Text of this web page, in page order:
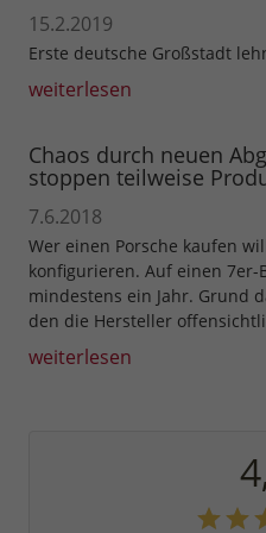
15.2.2019
Erste deutsche Großstadt
weiterlesen
Chaos durch neuen
stoppen teilweise
7.6.2018
Wer einen Porsche kaufen
konfigurieren. Auf einen 7er-
mindestens ein Jahr. Grund
den die Hersteller
weiterlesen